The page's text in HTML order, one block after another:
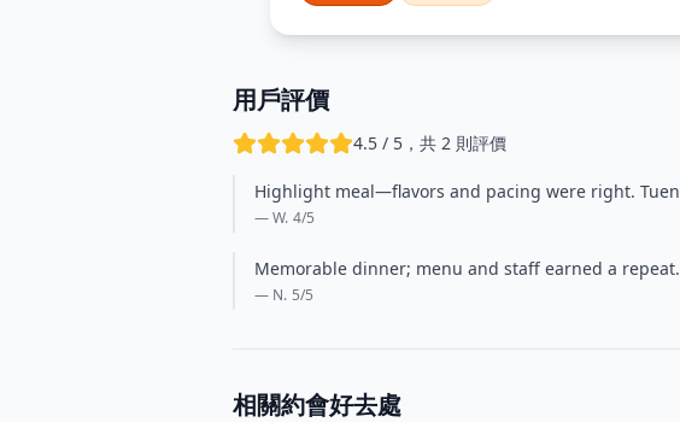
用戶評價
4.5 / 5，共 2 則評價
Highlight meal—flavors and pacing were right.
— W. 4/5
Memorable dinner; menu and staff earned a
— N. 5/5
相關約會好去處